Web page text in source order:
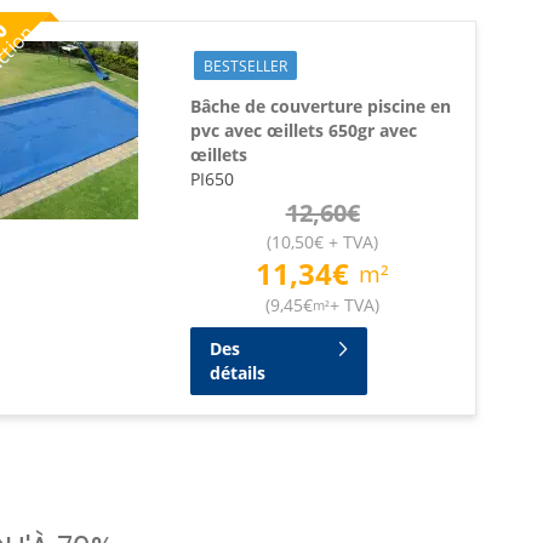
BESTSELLER
Bâche de couverture piscine en
pvc avec œillets 650gr avec
œillets
PI650
12,60€
(10,50€ + TVA)
11,34€ m²
(9,45€m²+ TVA)
Des
détails